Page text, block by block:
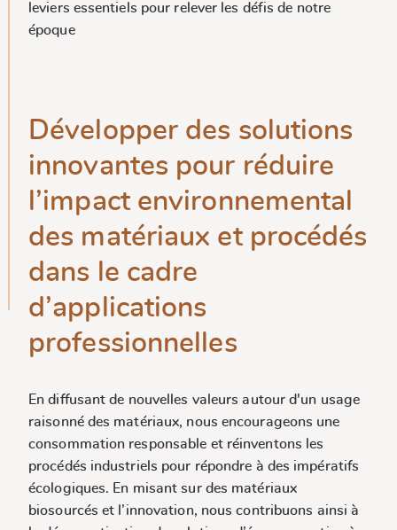
leviers essentiels pour relever les défis de notre
époque
Développer des solutions
innovantes pour réduire
l’impact environnemental
des matériaux et procédés
dans le cadre
d’applications
professionnelles
En diffusant de nouvelles valeurs autour d'un usage
raisonné des matériaux, nous encourageons une
consommation responsable et réinventons les
procédés industriels pour répondre à des impératifs
écologiques. En misant sur des matériaux
biosourcés et l’innovation, nous contribuons ainsi à